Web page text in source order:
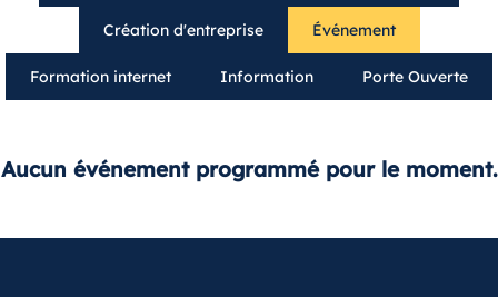
Création d'entreprise Événement
Formation internet Information Porte Ouverte
Aucun événement programmé pour le moment.